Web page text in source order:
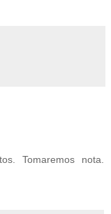
Tomaremos nota.